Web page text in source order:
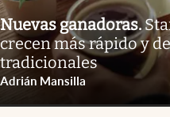
Nuevas ganadoras.
crecen más rápido y
tradicionales
Adrián Mansilla